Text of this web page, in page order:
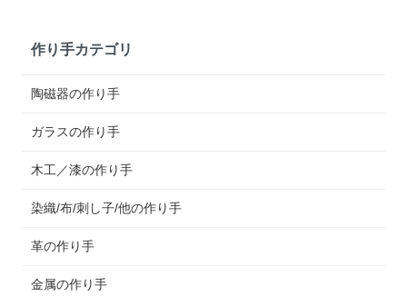
作り手カテゴリ
陶磁器の作り手
ガラスの作り手
木工／漆の作り手
染織/布/刺し子/他の作り手
革の作り手
金属の作り手